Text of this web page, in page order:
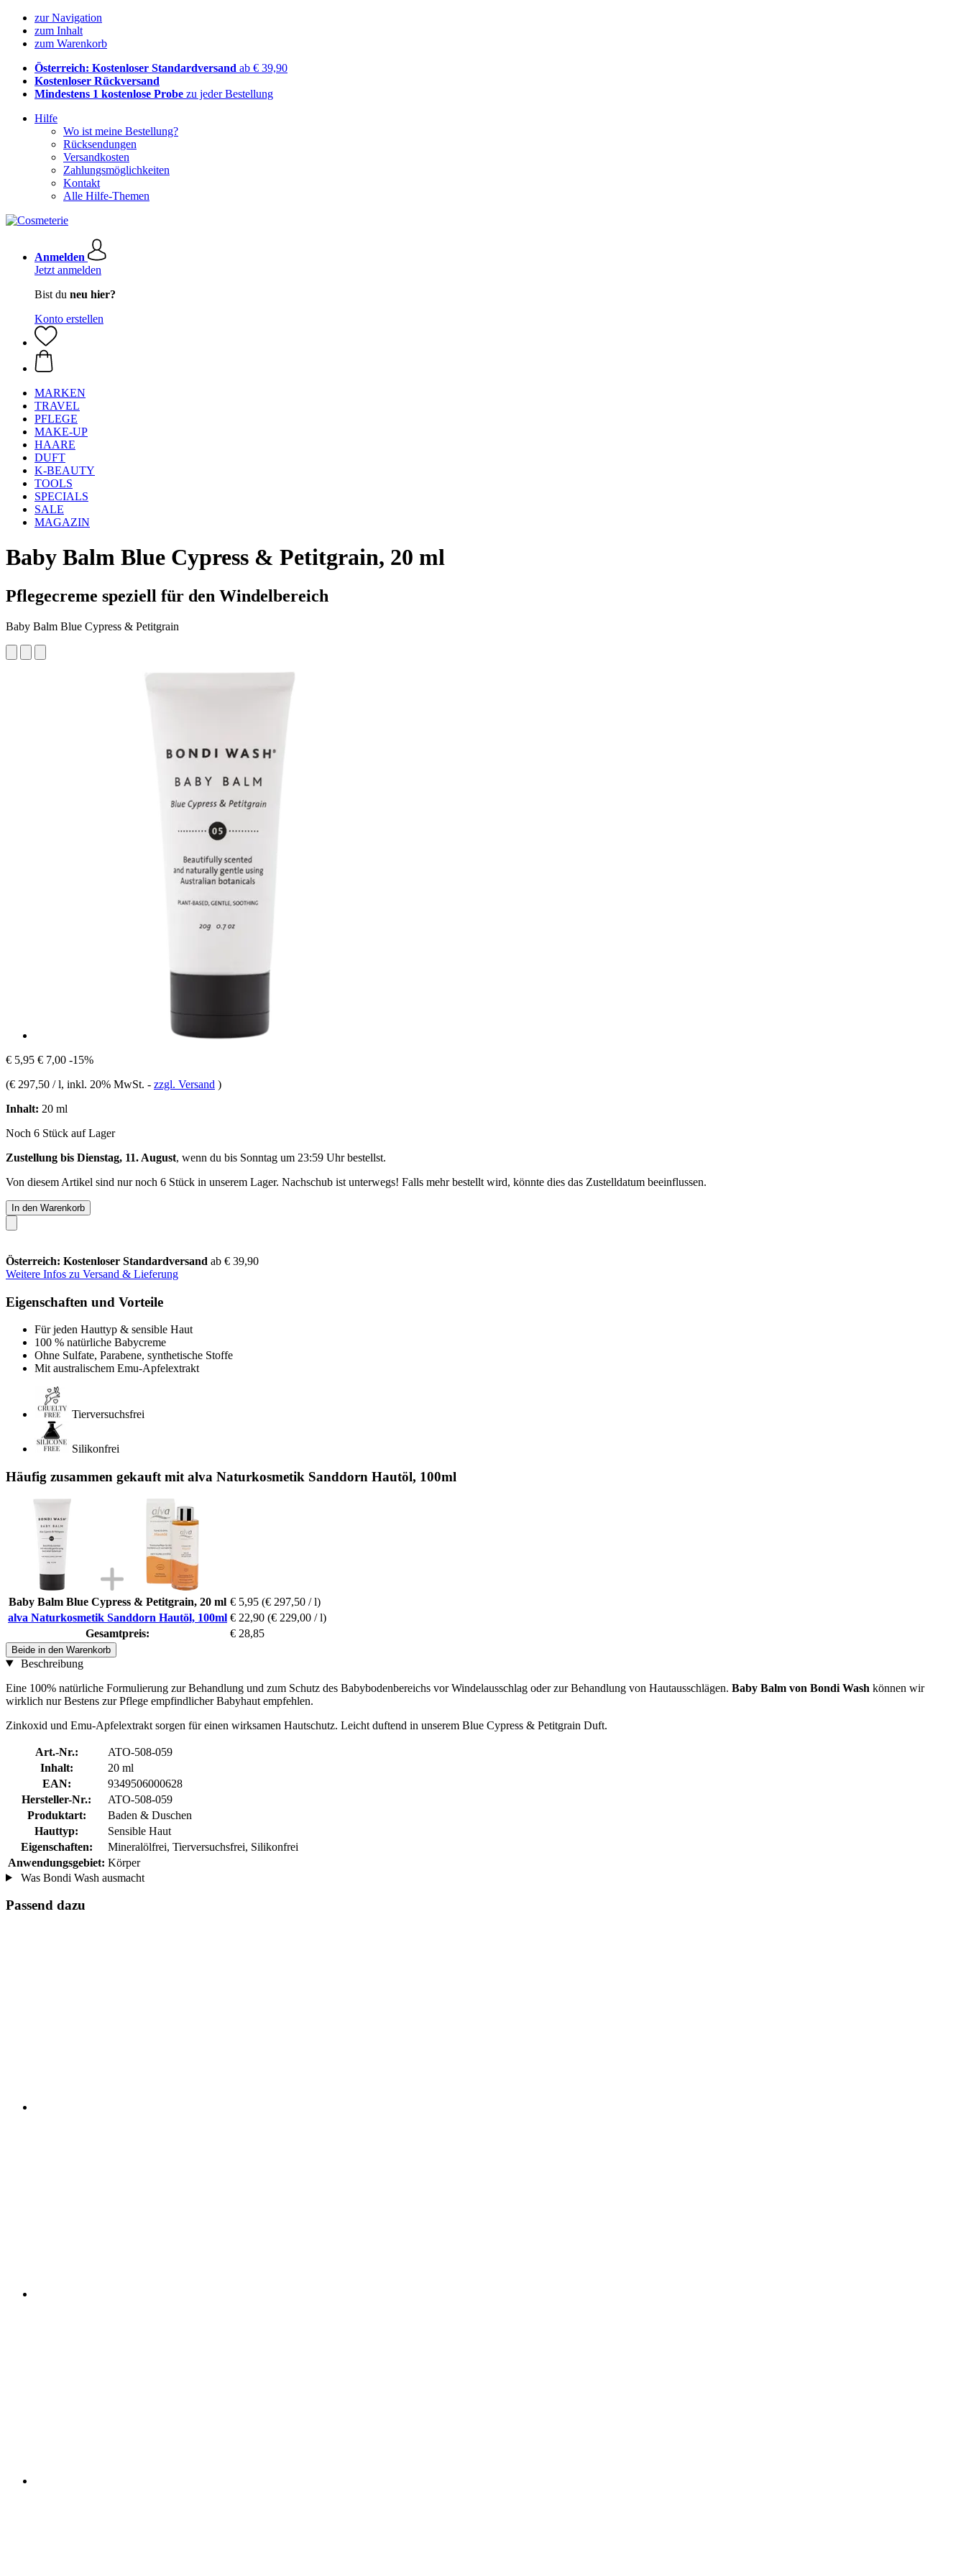
zur Navigation
zum Inhalt
zum Warenkorb
Österreich: Kostenloser Standardversand ab € 39,90
Kostenloser Rückversand
Mindestens 1 kostenlose Probe zu jeder Bestellung
Hilfe
Wo ist meine Bestellung?
Rücksendungen
Versandkosten
Zahlungsmöglichkeiten
Kontakt
Alle Hilfe-Themen
Anmelden
Jetzt anmelden
Bist du neu hier?
Konto erstellen
MARKEN
TRAVEL
PFLEGE
MAKE-UP
HAARE
DUFT
K-BEAUTY
TOOLS
SPECIALS
SALE
MAGAZIN
Baby Balm Blue Cypress & Petitgrain, 20 ml
Pflegecreme speziell für den Windelbereich
Baby Balm Blue Cypress & Petitgrain
€ 5,95 € 7,00 -15%
(€ 297,50 / l, inkl. 20% MwSt. - zzgl. Versand )
Inhalt: 20 ml
Noch 6 Stück auf Lager
Zustellung bis Dienstag, 11. August, wenn du bis Sonntag um 23:59 Uhrbestellst.
Von diesem Artikel sind nur noch 6 Stück in unserem Lager. Nachschub ist unterwegs! Falls mehr bestellt wird, könnte dies das Zustelldatum beeinflussen.
In den Warenkorb
Österreich: Kostenloser Standardversand ab € 39,90
Weitere Infos zu Versand & Lieferung
Eigenschaften und Vorteile
Für jeden Hauttyp & sensible Haut
100 % natürliche Babycreme
Ohne Sulfate, Parabene, synthetische Stoffe
Mit australischem Emu-Apfelextrakt
Tierversuchsfrei
Silikonfrei
Häufig zusammen gekauft mit alva Naturkosmetik Sanddorn Hautöl, 100ml
Baby Balm Blue Cypress & Petitgrain, 20 ml € 5,95 (€ 297,50 / l)
alva Naturkosmetik Sanddorn Hautöl, 100ml € 22,90 (€ 229,00 / l)
Gesamtpreis:
€ 28,85
Beide in den Warenkorb
Beschreibung
Eine 100% natürliche Formulierung zur Behandlung und zum Schutz des Babybodenbereichs vor Windelausschlag oder zur Behandlung von Hautausschlägen. Baby Balm von Bondi Wash können wir
wirklich nur Bestens zur Pflege empfindlicher Babyhaut empfehlen.
Zinkoxid und Emu-Apfelextrakt sorgen für einen wirksamen Hautschutz. Leicht duftend in unserem Blue Cypress & Petitgrain Duft.
Art.-Nr.:
ATO-508-059
Inhalt:
20 ml
EAN:
9349506000628
Hersteller-Nr.:
ATO-508-059
Produktart:
Baden & Duschen
Hauttyp:
Sensible Haut
Eigenschaften:
Mineralölfrei, Tierversuchsfrei, Silikonfrei
Anwendungsgebiet: Körper
Was Bondi Wash ausmacht
Passend dazu